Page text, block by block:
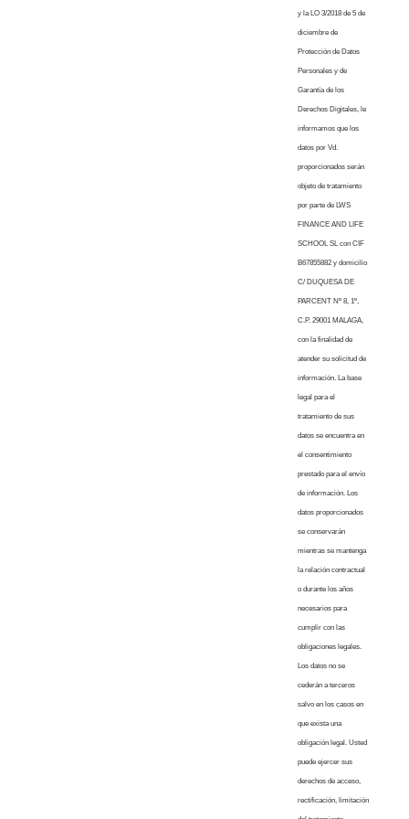
y la LO 3/2018 de 5 de
diciembre de
Protección de Datos
Personales y de
Garantía de los
Derechos Digitales, le
informamos que los
datos por Vd.
proporcionados serán
objeto de tratamiento
por parte de LWS
FINANCE AND LIFE
SCHOOL SL con CIF
B67855882 y domicilio
C/ DUQUESA DE
PARCENT Nº 8, 1º,
C.P. 29001 MALAGA,
con la finalidad de
atender su solicitud de
información. La base
legal para el
tratamiento de sus
datos se encuentra en
el consentimiento
prestado para el envío
de información. Los
datos proporcionados
se conservarán
mientras se mantenga
la relación contractual
o durante los años
necesarios para
cumplir con las
obligaciones legales.
Los datos no se
cederán a terceros
salvo en los casos en
que exista una
obligación legal. Usted
puede ejercer sus
derechos de acceso,
rectificación, limitación